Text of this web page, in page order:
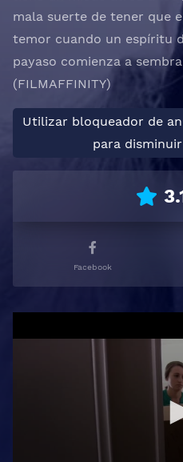
mala suerte de tener que
temor cuando un espíritu
payaso comienza a
(FILMAFFINITY)
Utilizar bloqueador de
para
Facebook